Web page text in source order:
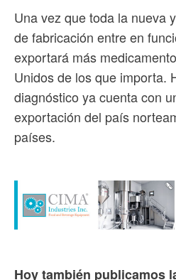
Una vez que toda la nueva
de fabricación entre en
exportará más
Unidos de los que importa.
diagnóstico ya cuenta con
exportación del país
países.
Hoy también publicamos